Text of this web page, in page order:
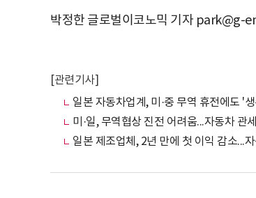
박정한 글로벌이코노믹 기자 park@g-
[관련기사]
일본 자동차업계, 미·중 무역 휴전에도 '
미·일, 무역협상 진전 어려움...자동차 관
일본 제조업체, 2년 만에 첫 이익 감소...